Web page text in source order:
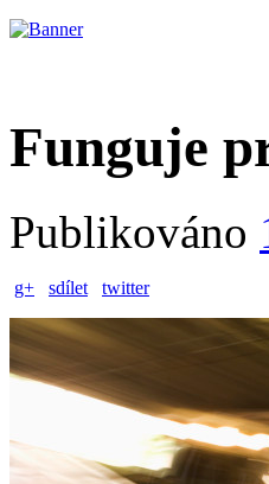
Funguje
Publikováno
g+ sdílet twitter